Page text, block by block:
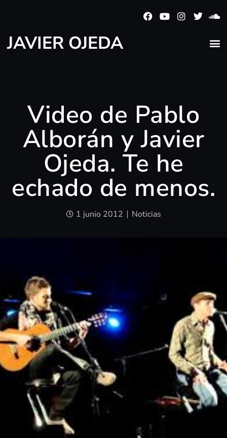
JAVIER OJEDA
Video de Pablo
Alborán y Javier
Ojeda. Te he
echado de menos.
1 junio 2012 Noticias